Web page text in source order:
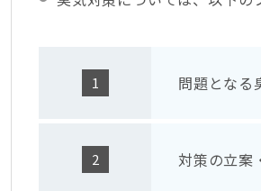
問題となる
対策の立案